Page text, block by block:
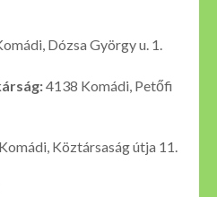
Dózsa György u. 1.
4138 Komádi, Petőfi
Köztársaság útja 11.